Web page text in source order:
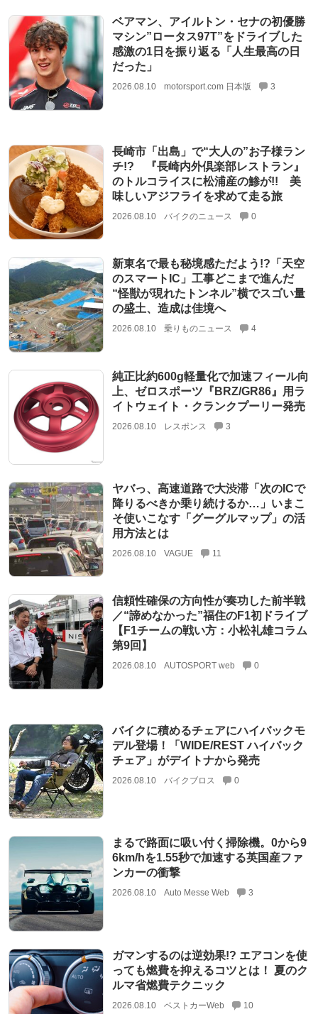
ベアマン、アイルトン・セナの初優勝
マシン”ロータス97T”をドライブした
感激の1日を振り返る「人生最高の日
だった」
2026.08.10 motorsport.com 日本版 3
長崎市「出島」で“大人の”お子様ラン
チ!? 『長崎内外倶楽部レストラン』
のトルコライスに松浦産の鯵が!! 美
味しいアジフライを求めて走る旅
2026.08.10 バイクのニュース 0
新東名で最も秘境感ただよう!?「天空
のスマートIC」工事どこまで進んだ
“怪獣が現れたトンネル”横でスゴい量
の盛土、造成は佳境へ
2026.08.10 乗りものニュース 4
純正比約600g軽量化で加速フィール向
上、ゼロスポーツ『BRZ/GR86』用ラ
イトウェイト・クランクプーリー発売
2026.08.10 レスポンス 3
ヤバっ、高速道路で大渋滞「次のICで
降りるべきか乗り続けるか…」いまこ
そ使いこなす「グーグルマップ」の活
用方法とは
2026.08.10 VAGUE 11
信頼性確保の方向性が奏功した前半戦
／“諦めなかった”福住のF1初ドライブ
【F1チームの戦い方：小松礼雄コラム
第9回】
2026.08.10 AUTOSPORT web 0
バイクに積めるチェアにハイバックモ
デル登場！「WIDE/REST ハイバック
チェア」がデイトナから発売
2026.08.10 バイクブロス 0
まるで路面に吸い付く掃除機。0から9
6km/hを1.55秒で加速する英国産ファ
ンカーの衝撃
2026.08.10 Auto Messe Web 3
ガマンするのは逆効果!? エアコンを使
っても燃費を抑えるコツとは！ 夏のク
ルマ省燃費テクニック
2026.08.10 ベストカーWeb 10